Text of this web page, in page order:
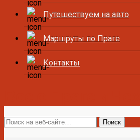
Путешествуем на авто
Маршруты по Праге
Контакты